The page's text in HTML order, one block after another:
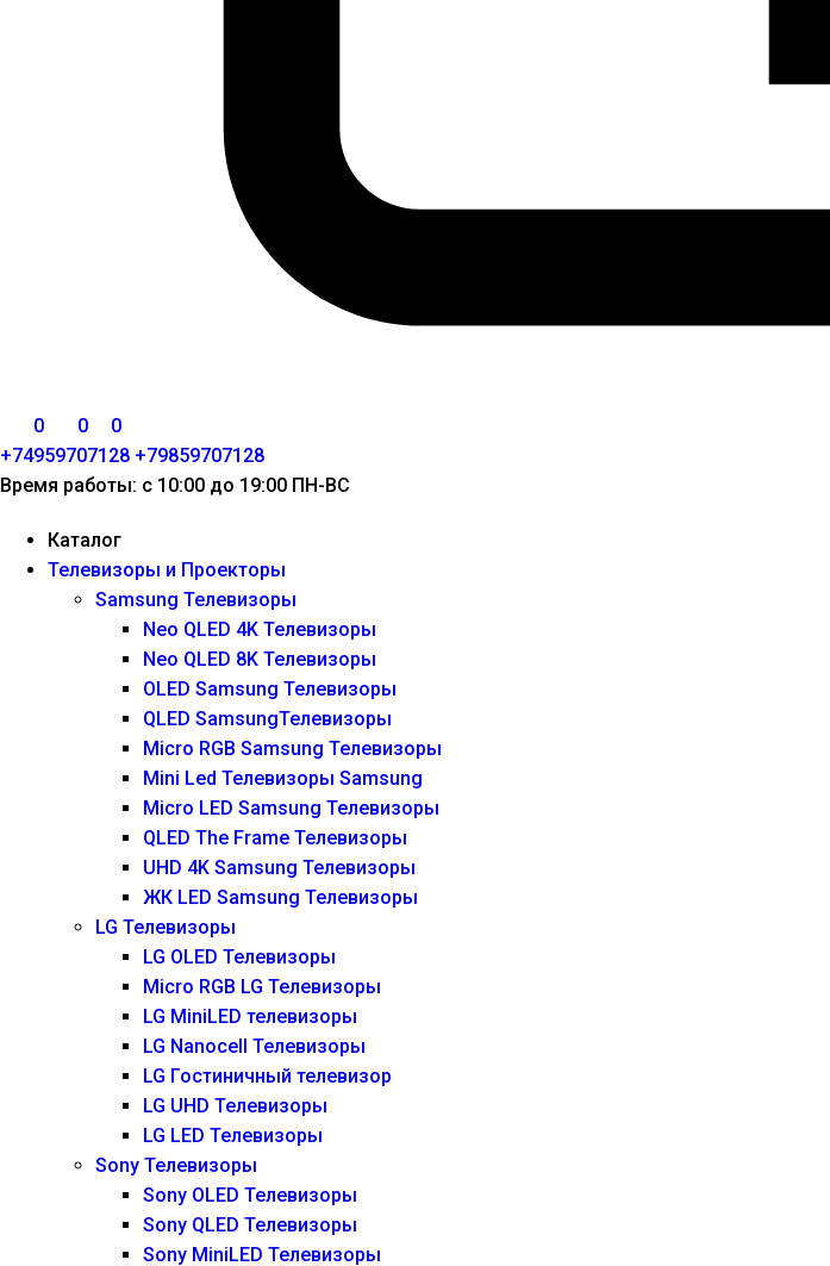
0 0
0
+74959707128 +79859707128
Время работы: с 10:00 до 19:00 ПН-ВС
Каталог
Телевизоры и Проекторы
Samsung Телевизоры
Neo QLED 4K Телевизоры
Neo QLED 8K Телевизоры
OLED Samsung Телевизоры
QLED SamsungТелевизоры
Micro RGB Samsung Телевизоры
Mini Led Телевизоры Samsung
Micro LED Samsung Телевизоры
QLED The Frame Телевизоры
UHD 4K Samsung Телевизоры
ЖК LED Samsung Телевизоры
LG Телевизоры
LG OLED Телевизоры
Micro RGB LG Телевизоры
LG MiniLED телевизоры
LG Nanocell Телевизоры
LG Гостиничный телевизор
LG UHD Телевизоры
LG LED Телевизоры
Sony Телевизоры
Sony OLED Телевизоры
Sony QLED Телевизоры
Sony MiniLED Телевизоры